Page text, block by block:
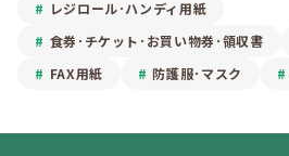
レジロール･ハンディ用紙
食券･チケット･お買い物券･領収書
FAX用紙
防護服･マスク